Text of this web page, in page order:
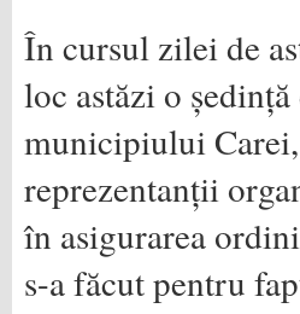
În cursul zilei de
loc astăzi o
municipiului
reprezentanții
în asigurarea
s-a făcut pentru